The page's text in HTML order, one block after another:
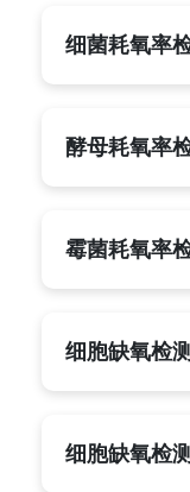
细菌耗氧率
酵母耗氧率
霉菌耗氧率
细胞缺氧检
细胞缺氧检